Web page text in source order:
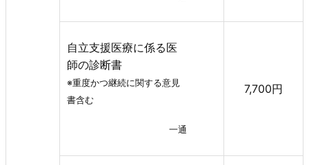
自立支援医療に係る医
師の診断書
※重度かつ継続に関する意見
書含む
一通
7,700円